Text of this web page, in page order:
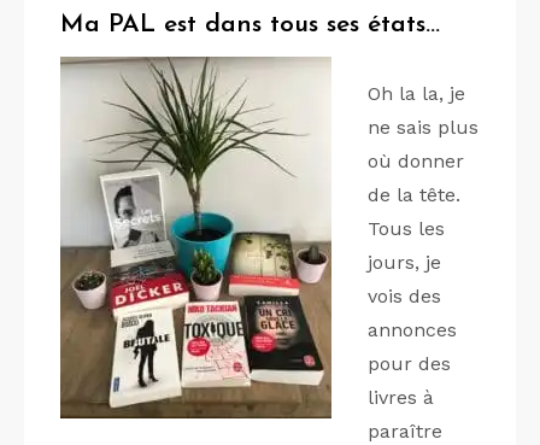
Ma PAL est dans tous ses états…
Oh la la, je
ne sais plus
où donner
de la tête.
Tous les
jours, je
vois des
annonces
pour des
livres à
paraître